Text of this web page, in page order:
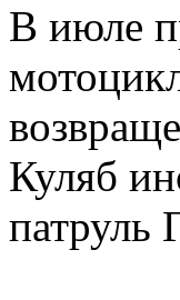
В июле
Куляб
патруль